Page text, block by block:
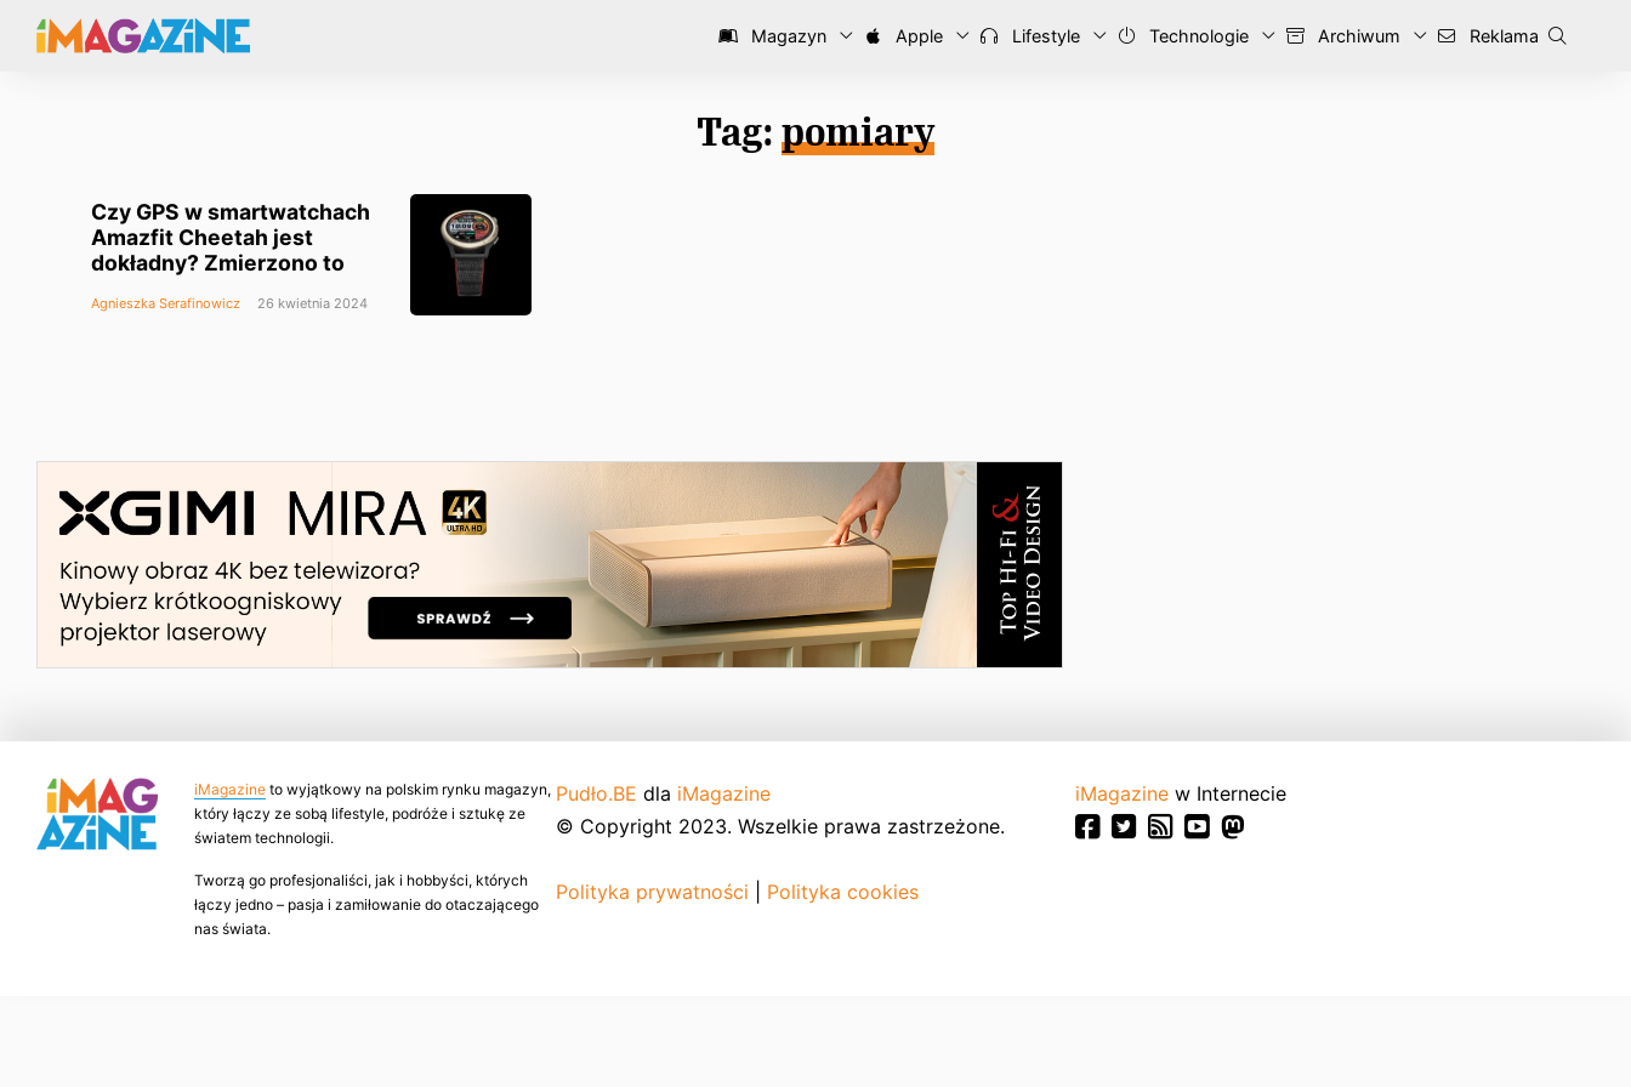
Magazyn Apple Lifestyle Technologie Archiwum Reklama
Tag: pomiary
Czy GPS w smartwatchach
Amazfit Cheetah jest
dokładny? Zmierzono to
Agnieszka Serafinowicz 26 kwietnia 2024
iMagazine to wyjątkowy na polskim rynku magazyn,
który łączy ze sobą lifestyle, podróże i sztukę ze
światem technologii.
Tworzą go profesjonaliści, jak i hobbyści, których
łączy jedno – pasja i zamiłowanie do otaczającego
nas świata.
Pudło.BE dla iMagazine
© Copyright 2023. Wszelkie prawa zastrzeżone.
Polityka prywatności Polityka cookies
iMagazine w Internecie